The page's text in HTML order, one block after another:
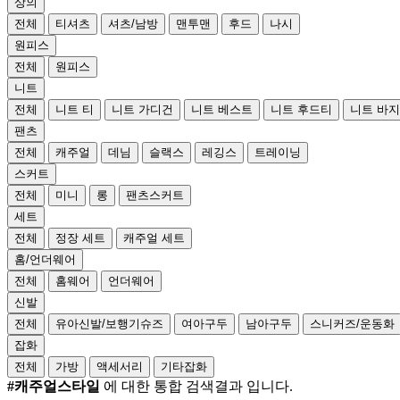
전체
티셔츠 셔츠/남방 맨투맨 후드
나시
원피스
전체
원피스
니트
전체
니트 티 니트 가디건 니트 베스트 니트 후드티
니트 바지
팬츠
전체
캐주얼 데님 슬랙스 레깅스
트레이닝
스커트
전체
미니 롱
팬츠스커트
세트
전체
정장 세트
캐주얼 세트
홈/언더웨어
전체
홈웨어
언더웨어
신발
전체
유아신발/보행기슈즈 여아구두 남아구두 스니커즈/운동화
잡화
전체
가방 액세서리 기타잡화
#캐주얼스타일 에 대한 통합 검색결과 입니다.